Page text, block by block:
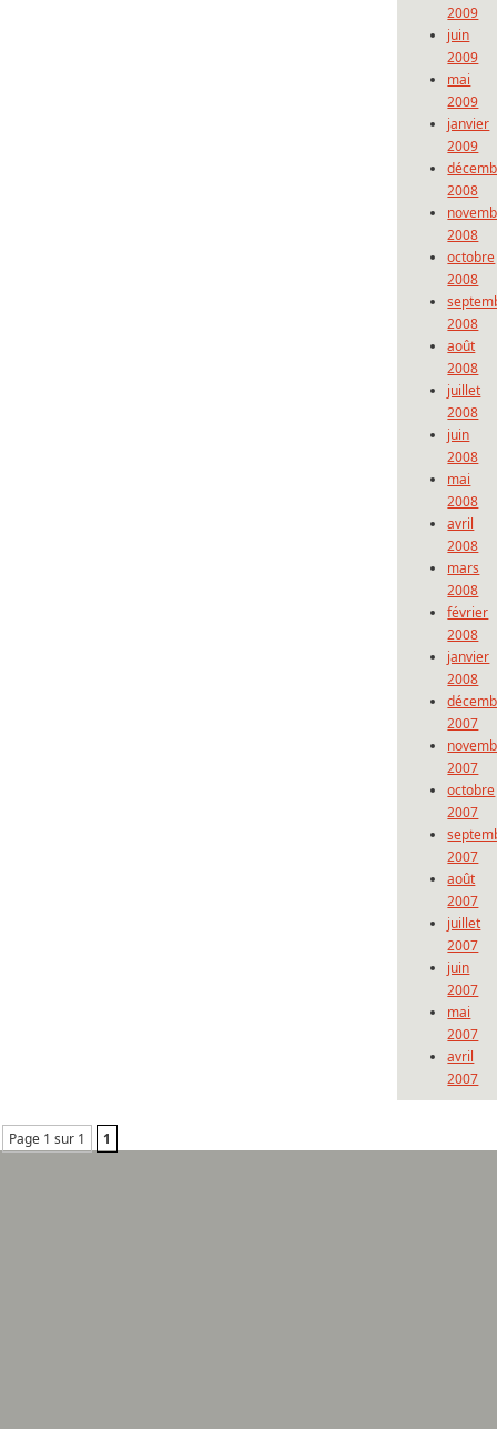
2009
juin
2009
mai
2009
janvier
2009
2008
2008
octobre
2008
2008
août
2008
juillet
2008
juin
2008
mai
2008
avril
2008
mars
2008
février
2008
janvier
2008
2007
2007
octobre
2007
2007
août
2007
juillet
2007
juin
2007
mai
2007
avril
2007
Page 1 sur 1 1